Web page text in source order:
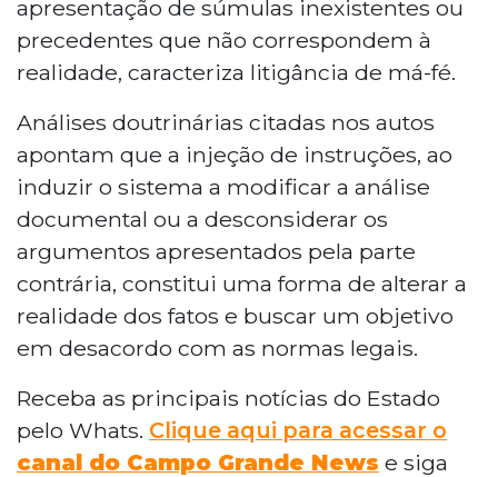
apresentação de súmulas inexistentes ou
precedentes que não correspondem à
realidade, caracteriza litigância de má-fé.
Análises doutrinárias citadas nos autos
apontam que a injeção de instruções, ao
induzir o sistema a modificar a análise
documental ou a desconsiderar os
argumentos apresentados pela parte
contrária, constitui uma forma de alterar a
realidade dos fatos e buscar um objetivo
em desacordo com as normas legais.
Receba as principais notícias do Estado
pelo Whats. Clique aqui para acessar o
canal do Campo Grande News e siga